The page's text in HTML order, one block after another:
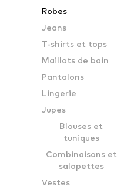
Robes
Jeans
T-shirts et tops
Maillots de bain
Pantalons
Lingerie
Jupes
Blouses et
tuniques
Combinaisons et
salopettes
Vestes